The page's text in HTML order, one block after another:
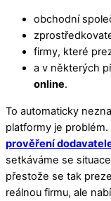
obchodní
firmy, které
a v některých
online.
To automaticky
platformy je
prověření
setkáváme se
přestože se tak
reálnou firmu, ale